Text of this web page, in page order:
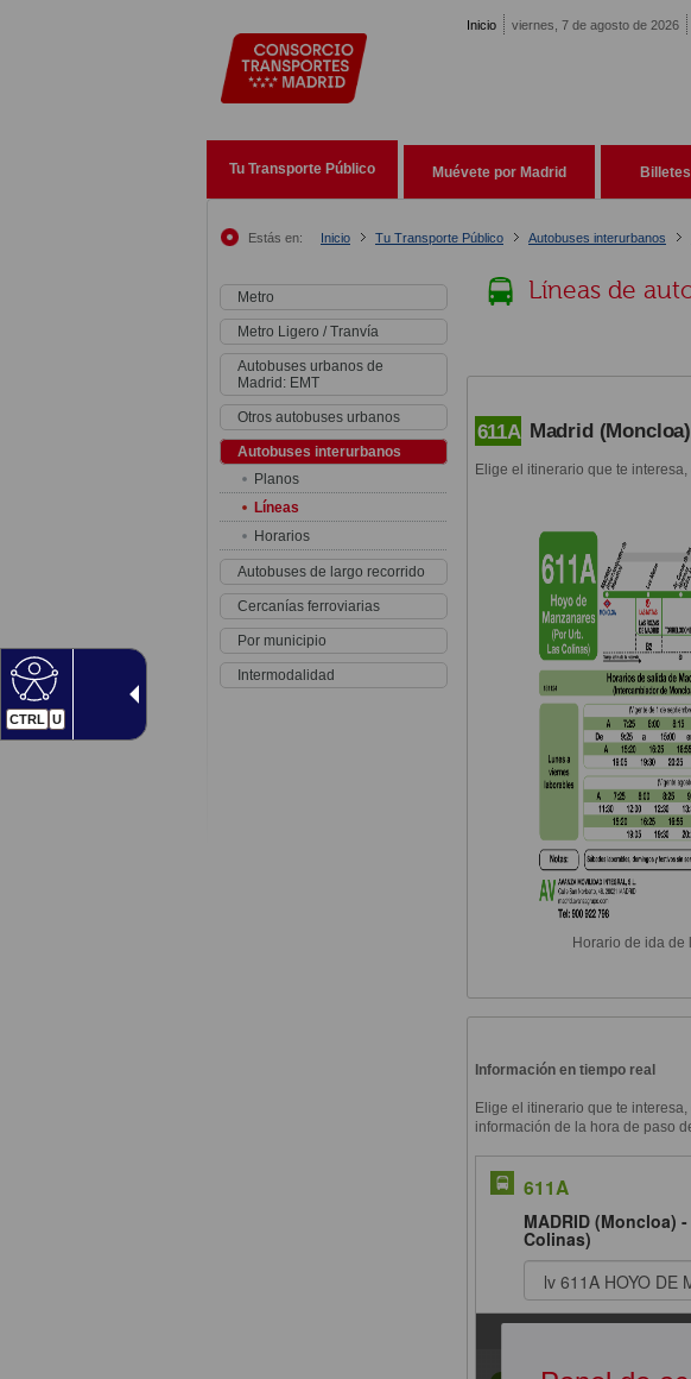
CTRL U
Inicio viernes, 7 de agosto de 2026
Tu Transporte Público Muévete por Madrid
Estás en: Inicio Tu Transporte Público Autobuses interurbanos
Metro
Metro Ligero / Tranvía
Autobuses urbanos de
Madrid: EMT
Otros autobuses urbanos
Autobuses interurbanos
Planos
Líneas
Horarios
Autobuses de largo recorrido
Cercanías ferroviarias
Por municipio
Intermodalidad
Líneas de
611A Madrid
Elige el itinerario que te interesa,
Horario de ida de
Información en tiempo real
Elige el itinerario que te
información de la hora de paso